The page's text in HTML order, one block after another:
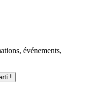
événements,
!